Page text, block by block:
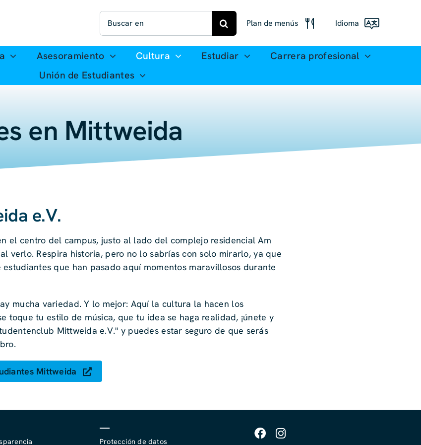
Buscar:
Plan de menús
Menú Freiberg
Mittweida
Idioma
Deutsch
English
Asesoramiento Cultura Estudiar
Carrera profesional
Unión de Estudiantes
en Mittweida
e.V.
el centro del campus, justo al lado del complejo residencial Am
verlo. Respira historia, pero no lo sabrías con solo mirarlo, ya que
que han pasado aquí momentos maravillosos durante
mucha variedad. Y lo mejor: Aquí la cultura la hacen los
toque tu estilo de música, que tu idea se haga realidad, ¡únete y
Mittweida e.V." y puedes estar seguro de que serás
Mittweida
Protección de datos